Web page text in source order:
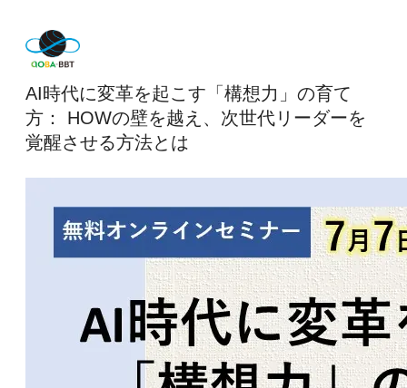
AI時代に変革を起こす「構想力」の育て
方： HOWの壁を越え、次世代リーダーを
覚醒させる方法とは